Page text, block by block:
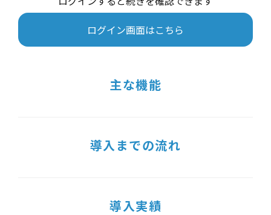
ログイン画面はこちら
主な機能
導入までの流れ
導入実績